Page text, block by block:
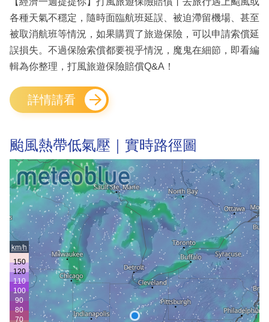
各種天氣不穩定，隨時面臨航班延誤、被迫滯留機場、甚至
被取消航班等情況，如果購買了旅遊保險，可以申請索償延
誤損失。不過保險索償都要視乎情況，魔鬼在細節，即看編
輯為你整理，打風旅遊保險賠償Q&A！
詳情請看
颱風熱帶低氣壓｜實時路徑圖